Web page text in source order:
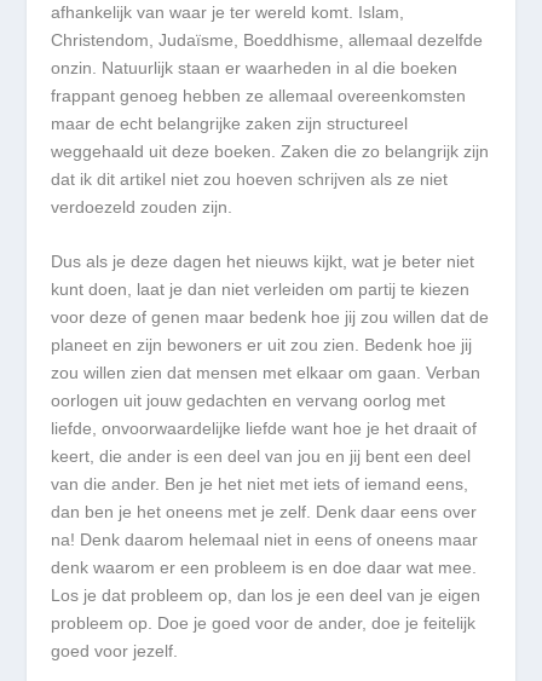
afhankelijk van waar je ter wereld komt. Islam,
Christendom, Judaïsme, Boeddhisme, allemaal dezelfde
onzin. Natuurlijk staan er waarheden in al die boeken
frappant genoeg hebben ze allemaal overeenkomsten
maar de echt belangrijke zaken zijn structureel
weggehaald uit deze boeken. Zaken die zo belangrijk zijn
dat ik dit artikel niet zou hoeven schrijven als ze niet
verdoezeld zouden zijn.
Dus als je deze dagen het nieuws kijkt, wat je beter niet
kunt doen, laat je dan niet verleiden om partij te kiezen
voor deze of genen maar bedenk hoe jij zou willen dat de
planeet en zijn bewoners er uit zou zien. Bedenk hoe jij
zou willen zien dat mensen met elkaar om gaan. Verban
oorlogen uit jouw gedachten en vervang oorlog met
liefde, onvoorwaardelijke liefde want hoe je het draait of
keert, die ander is een deel van jou en jij bent een deel
van die ander. Ben je het niet met iets of iemand eens,
dan ben je het oneens met je zelf. Denk daar eens over
na! Denk daarom helemaal niet in eens of oneens maar
denk waarom er een probleem is en doe daar wat mee.
Los je dat probleem op, dan los je een deel van je eigen
probleem op. Doe je goed voor de ander, doe je feitelijk
goed voor jezelf.